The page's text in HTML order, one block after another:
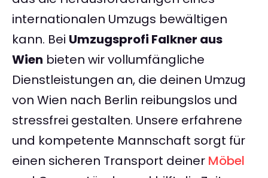
internationalen Umzugs bewältigen
kann. Bei Umzugsprofi Falkner aus
Wien bieten wir vollumfängliche
Dienstleistungen an, die deinen Umzug
von Wien nach Berlin reibungslos und
stressfrei gestalten. Unsere erfahrene
und kompetente Mannschaft sorgt für
einen sicheren Transport deiner Möbel